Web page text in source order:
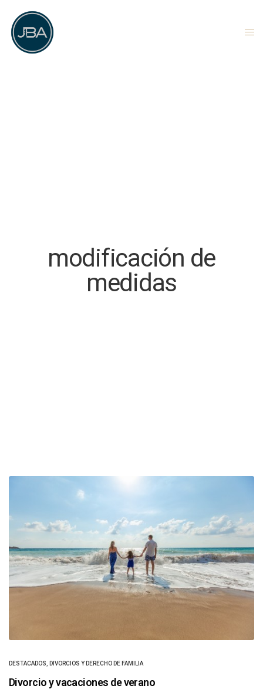
modificación de
medidas
DESTACADOS DIVORCIOS Y DERECHO DE FAMILIA
Divorcio y vacaciones de verano